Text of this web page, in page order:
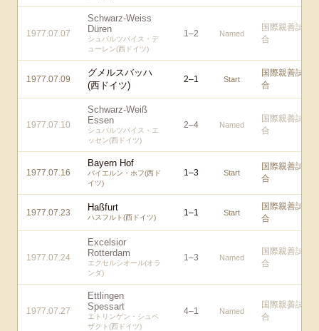
1977.07.07
Schwarz-Weiss
Düren
シュバルツバイス・デ
ューレン(西ドイツ)
1–2 Named
国際親善試
合
1977.07.09
グメルスバッハ
(西ドイツ)
2–1 Start
国際親善試
合
1977.07.10
Schwarz-Weiß
Essen
シュバルツバイス・エ
ッセン(西ドイツ)
2–4 Named
国際親善試
合
1977.07.16
Bayern Hof
バイエルン・ホフ(西ド
イツ)
1–3 Start
国際親善試
合
1977.07.23 Haßfurt
ハスフルト(西ドイツ) 1–1 Start
国際親善試
合
1977.07.24
Excelsior
Rotterdam
エクセルシオール(オラ
ンダ)
1–3 Named
国際親善試
合
1977.07.27
Ettlingen
Spessart
エトリンゲン・シュペ
ザクト(西ドイツ)
4–1 Named
国際親善試
合